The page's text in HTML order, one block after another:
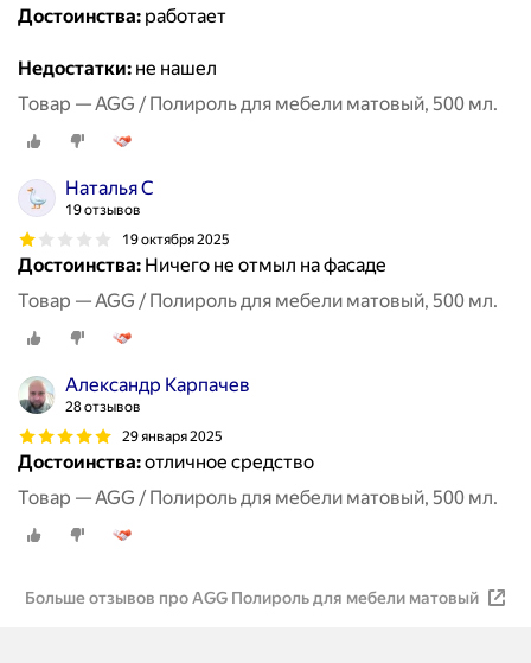
Достоинства: работает
Недостатки: не нашел
Товар — AGG / Полироль для мебели матовый, 500 мл.
Наталья С
19 отзывов
19 октября 2025
Достоинства: Ничего не отмыл на фасаде
Товар — AGG / Полироль для мебели матовый, 500 мл.
Александр Карпачев
28 отзывов
29 января 2025
Достоинства:отличное средство
Товар — AGG / Полироль для мебели матовый, 500 мл.
Больше отзывов про AGG Полироль для мебели матовый